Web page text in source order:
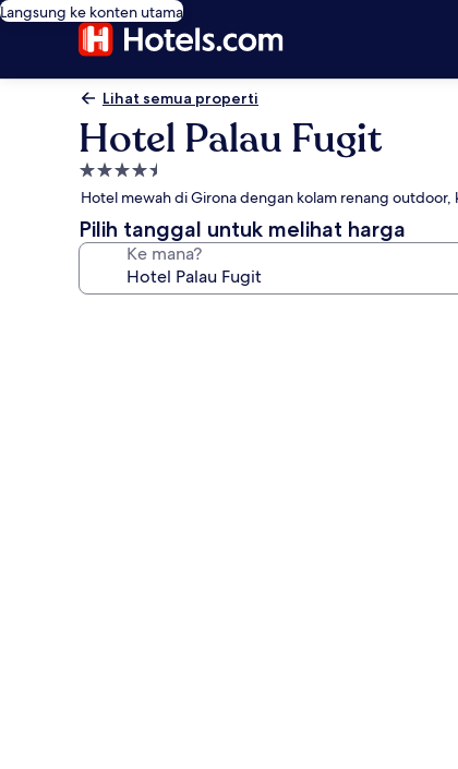
Langsung ke konten utama
Lihat semua properti
Hotel Palau Fugit
Properti
bintang
4.5
Hotel mewah di Girona dengan kolam renang outdoor,
Pilih tanggal untuk melihat harga
Ke mana?